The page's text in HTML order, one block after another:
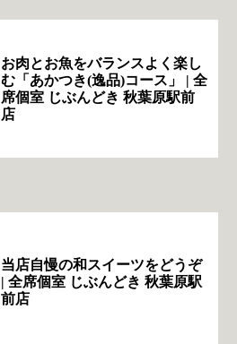
お肉とお魚をバランスよく楽し
む「あかつき(逸品)コース」 | 全
席個室 じぶんどき 秋葉原駅前
店
当店自慢の和スイーツをどうぞ
| 全席個室 じぶんどき 秋葉原駅
前店